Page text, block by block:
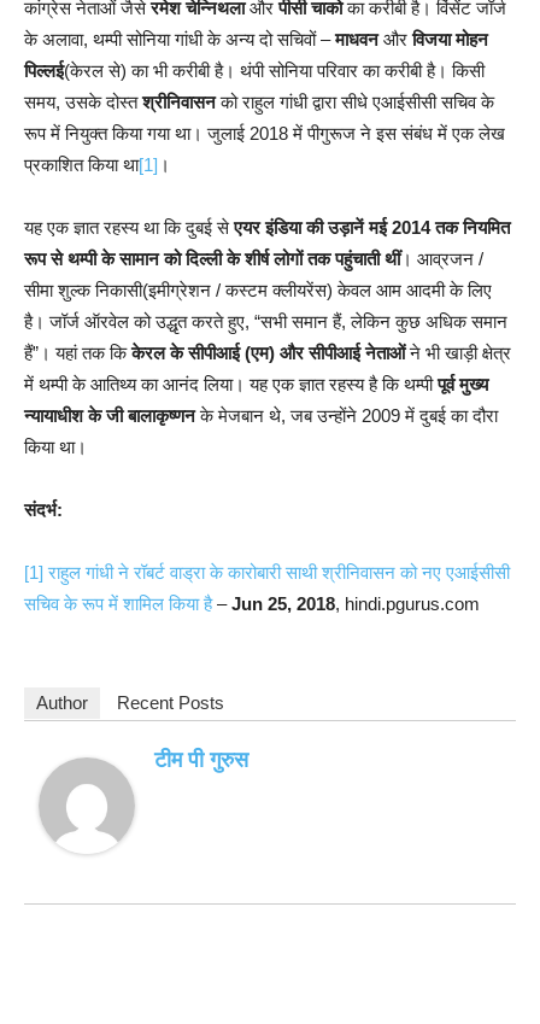
कांग्रेस नेताओं जैसेरमेश चेन्निथलाऔरपीसी चाकोका करीबी है। विंसेंट जॉर्ज
के अलावा, थम्पी सोनिया गांधी के अन्य दो सचिवों –माधवनऔरविजया मोहन
पिल्लई(केरल से) का भी करीबी है। थंपी सोनिया परिवार का करीबी है। किसी
समय, उसके दोस्तश्रीनिवासनको राहुल गांधी द्वारा सीधे एआईसीसी सचिव के
रूप में नियुक्त किया गया था। जुलाई 2018 में पीगुरूज ने इस संबंध में एक लेख
प्रकाशित किया था[1] ।
यह एक ज्ञात रहस्य था कि दुबई सेएयर इंडिया की उड़ानें मई 2014 तक नियमित
रूप से थम्पी के सामान को दिल्ली के शीर्ष लोगों तक पहुंचाती थीं। आव्रजन /
सीमा शुल्क निकासी(इमीग्रेशन / कस्टम क्लीयरेंस) केवल आम आदमी के लिए
है। जॉर्ज ऑरवेल को उद्धृत करते हुए, “सभी समान हैं, लेकिन कुछ अधिक समान
हैं”। यहां तक किकेरल के सीपीआई (एम) और सीपीआई नेताओंने भी खाड़ी क्षेत्र
में थम्पी के आतिथ्य का आनंद लिया। यह एक ज्ञात रहस्य है कि थम्पीपूर्व मुख्य
न्यायाधीश के जी बालाकृष्णनके मेजबान थे, जब उन्होंने 2009 में दुबई का दौरा
किया था।
संदर्भ:
[1] राहुल गांधी ने रॉबर्ट वाड्रा के कारोबारी साथी श्रीनिवासन को नए एआईसीसी
सचिव के रूप में शामिल किया है–Jun 25, 2018, hindi.pgurus.com
Author Recent Posts
टीम पी गुरुस